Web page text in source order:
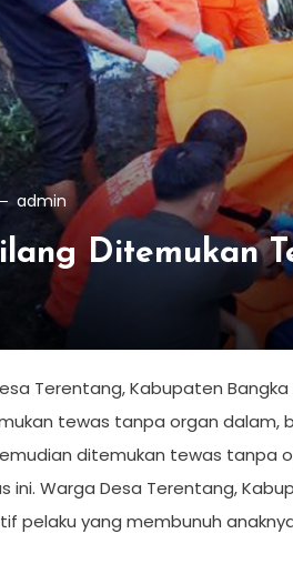
admin
Ditemukan
Terentang, Kabupaten
tewas tanpa organ dalam,
ditemukan tewas tanpa
ini. Warga Desa Terentang,
pelaku yang membunuh